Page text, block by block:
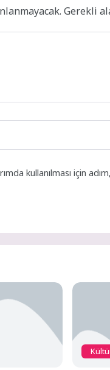
Gerekli
kullanılması için